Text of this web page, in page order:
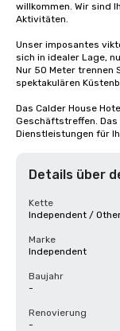
willkommen. Wir sind
Aktivitäten.
Unser imposantes
sich in idealer Lage,
Nur 50 Meter trennen
spektakulären
Das Calder House
Geschäftstreffen.
Dienstleistungen für
Details über
Kette
Independent /
Marke
Independent
Baujahr
-
Renovierung
-